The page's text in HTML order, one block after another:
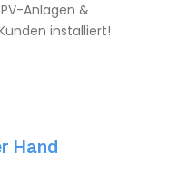
Anlagen &
installiert!
Hand